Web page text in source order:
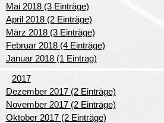
Mai 2018 (3 Einträge)
April 2018 (2 Einträge)
März 2018 (3 Einträge)
Februar 2018 (4 Einträge)
Januar 2018 (1 Eintrag)
2017
Dezember 2017 (2 Einträge)
November 2017 (2 Einträge)
Oktober 2017 (2 Einträge)